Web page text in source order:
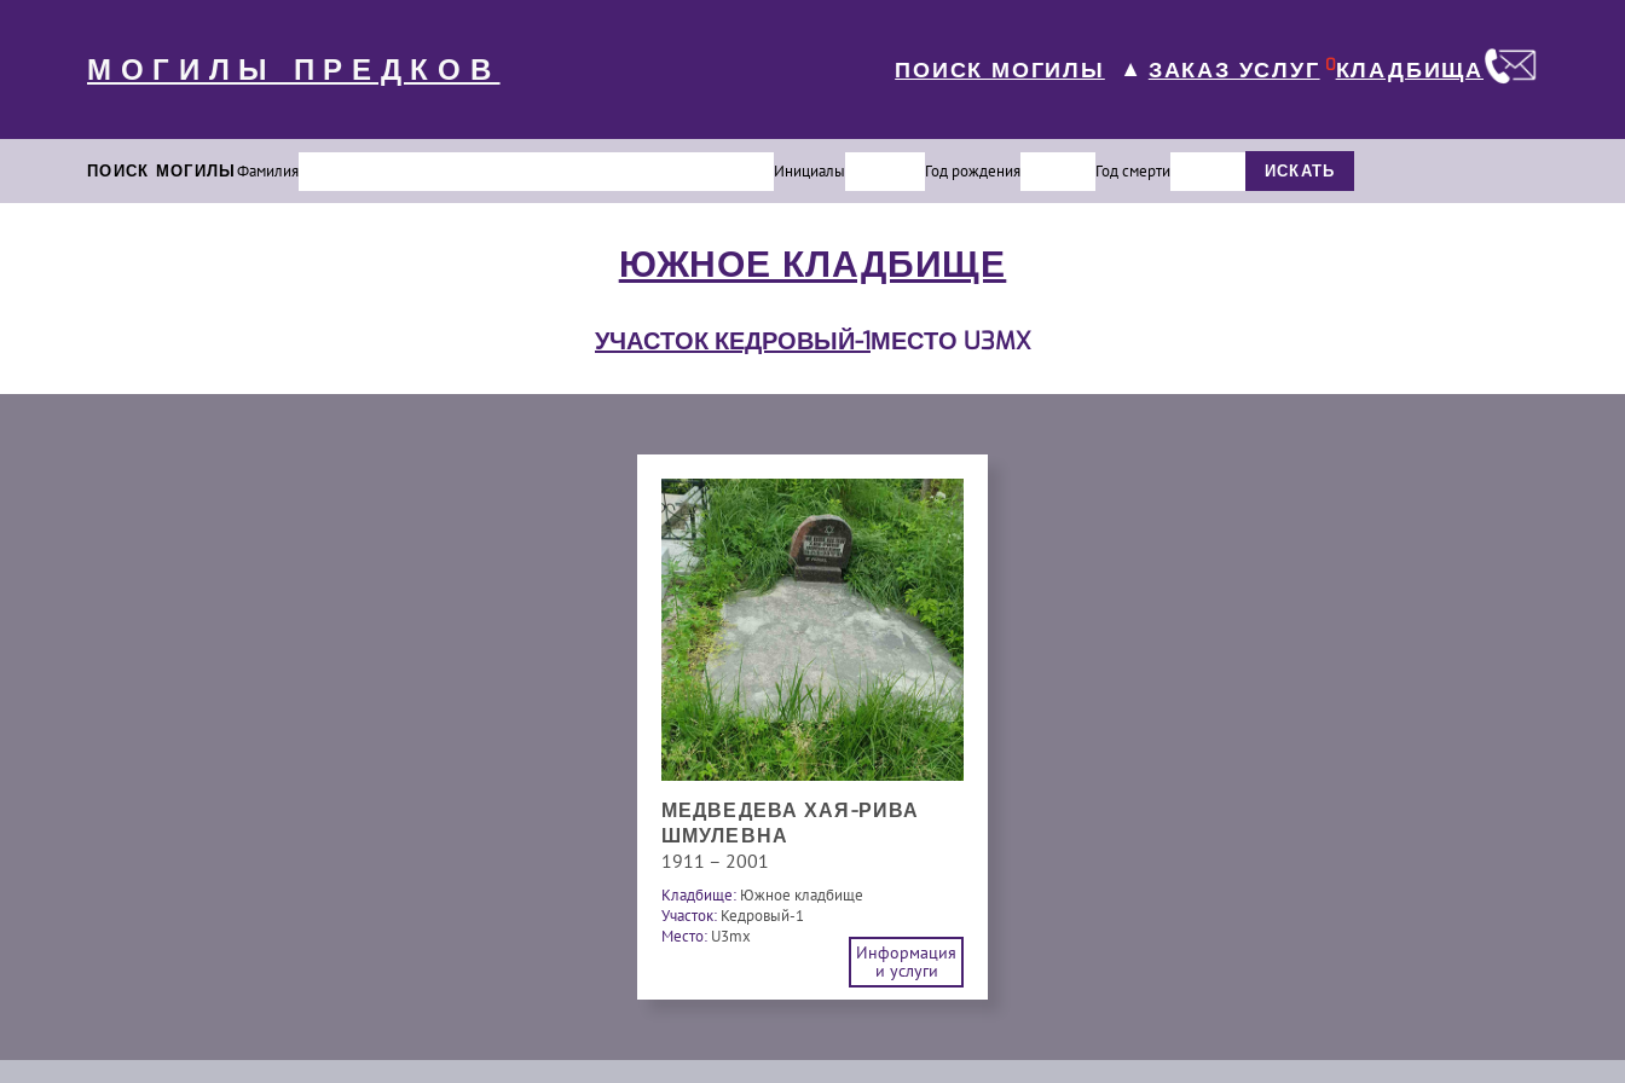
МОГИЛЫ ПРЕДКОВ ПОИСК МОГИЛЫ ▼ ЗАКАЗ УСЛУГ 0КЛАДБИЩА
ПОИСК МОГИЛЫФамилия Инициалы Год рождения Год смерти ИСКАТЬ
ЮЖНОЕ КЛАДБИЩЕ
УЧАСТОК КЕДРОВЫЙ-1МЕСТО U3MX
МЕДВЕДЕВА ХАЯ-РИВА
ШМУЛЕВНА
1911 – 2001
Кладбище: Южное кладбище
Участок: Кедровый-1
Место: U3mx
Информация
и услуги